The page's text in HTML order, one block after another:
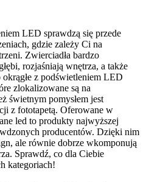
LED sprawdzą się przede
gdzie zależy Ci na
Zwierciadła bardzo
rozjaśniają wnętrza, a także
z podświetleniem LED
zlokalizowane są na
świetnym pomysłem jest
z fototapetą. Oferowane w
led to produkty najwyższej
producentów. Dzięki nim
ale równie dobrze wkomponują
Sprawdź, co dla Ciebie
kategoriach!